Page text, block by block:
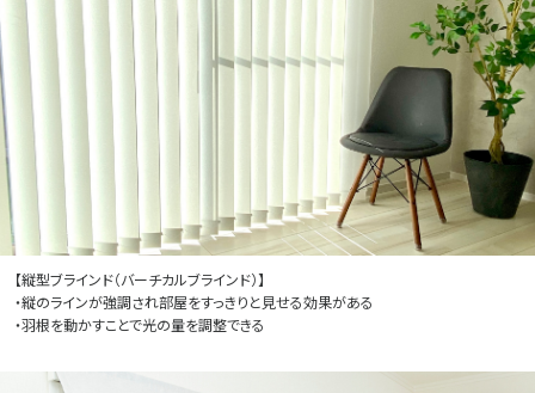
【縦型ブラインド（バーチカルブラインド）】
・縦のラインが強調され部屋をすっきりと見せる効果がある
・羽根を動かすことで光の量を調整できる